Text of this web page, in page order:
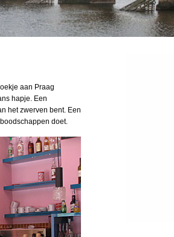
aan Praag
hapje. Een
het zwerven bent. Een
doet.